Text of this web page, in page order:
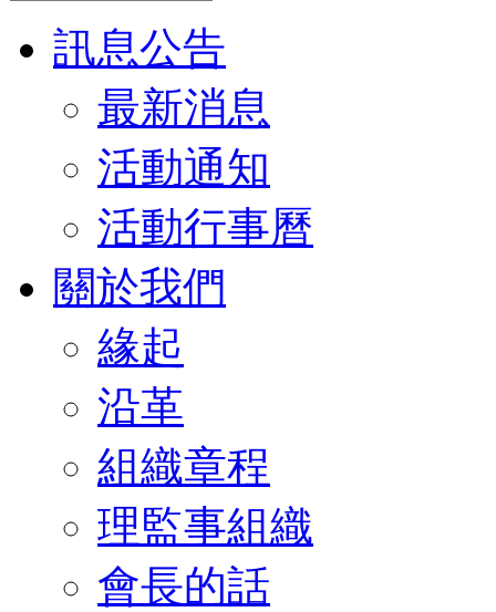
訊息公告
最新消息
活動通知
活動行事曆
關於我們
緣起
沿革
組織章程
理監事組織
會長的話